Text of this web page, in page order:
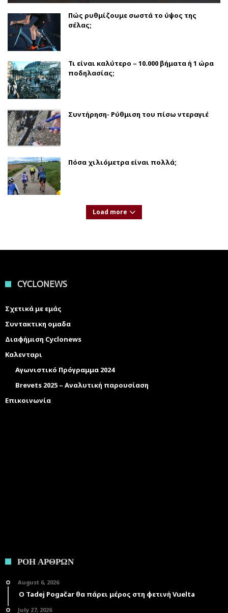
Πώς ρυθμίζουμε σωστά το ύψος της
σέλας;
Τι είναι καλύτερο – 10.000 βήματα ή 1 ώρα
ποδηλασίας;
Συντήρηση- Ρύθμιση του πίσω ντεραγιέ
Πόσα χιλιόμετρα είναι πολλά;
Load more
CYCLONEWS
Σχετικά με εμάς
Συντακτικη ομαδα
Διαφήμιση Cyclonews
Καλενταρι
Αγωνιστικό Πρόγραμμα 2024
Brevets 2025 – Αναλυτική παρουσίαση
Επικοινωνία
ΡΟΗ ΑΡΘΡΩΝ
August 6, 2026
Ο Tadej Pogačar θα πάρει μέρος στη φετινή Vuelta
July 27, 2026